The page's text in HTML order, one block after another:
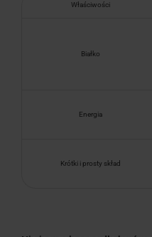
Właściwości
Białko
Energia
Krótki i prosty skład